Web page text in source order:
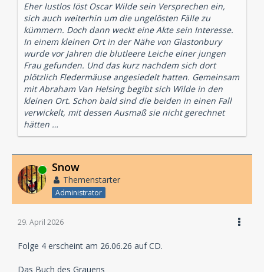
Eher lustlos löst Oscar Wilde sein Versprechen ein,
sich auch weiterhin um die ungelösten Fälle zu
kümmern. Doch dann weckt eine Akte sein Interesse.
In einem kleinen Ort in der Nähe von Glastonbury
wurde vor Jahren die blutleere Leiche einer jungen
Frau gefunden. Und das kurz nachdem sich dort
plötzlich Fledermäuse angesiedelt hatten. Gemeinsam
mit Abraham Van Helsing begibt sich Wilde in den
kleinen Ort. Schon bald sind die beiden in einen Fall
verwickelt, mit dessen Ausmaß sie nicht gerechnet
hätten …
Online Snow
Themenstarter
Administrator
29. April 2026
Folge 4 erscheint am 26.06.26 auf CD.
Das Buch des Grauens